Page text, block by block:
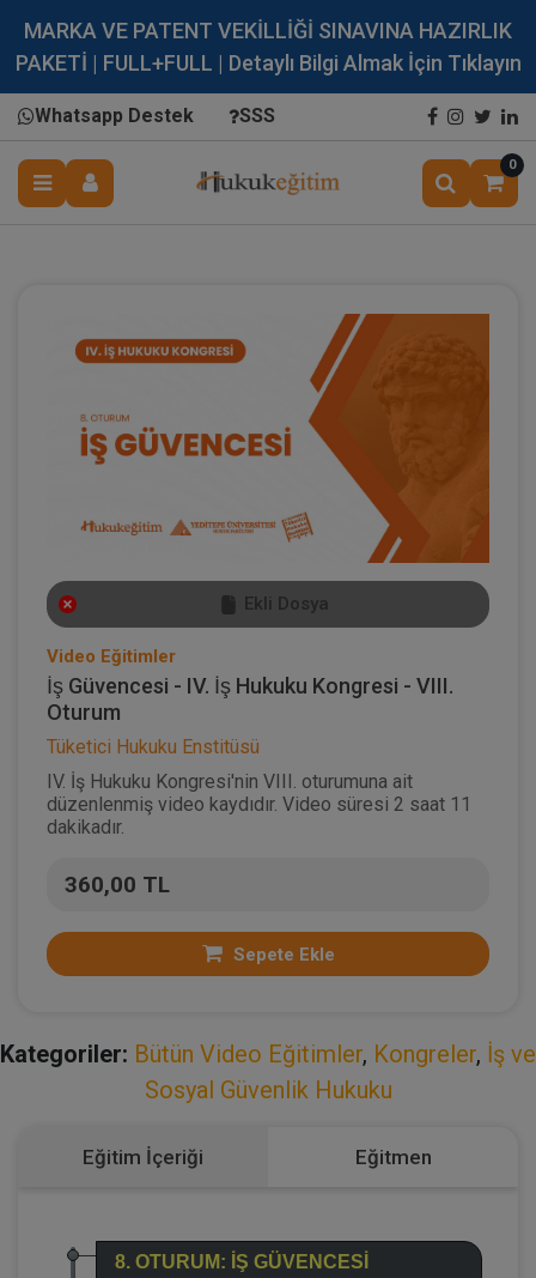
MARKA VE PATENT VEKİLLİĞİ SINAVINA HAZIRLIK
PAKETİ | FULL+FULL | Detaylı Bilgi Almak İçin Tıklayın
Whatsapp Destek SSS
0
Ekli Dosya
Video Eğitimler
İş Güvencesi - IV. İş Hukuku Kongresi - VIII.
Oturum
Tüketici Hukuku Enstitüsü
IV. İş Hukuku Kongresi'nin VIII. oturumuna ait
düzenlenmiş video kaydıdır. Video süresi 2 saat 11
dakikadır.
360,00 TL
Sepete Ekle
Kategoriler: Bütün Video Eğitimler, Kongreler, İş ve
Sosyal Güvenlik Hukuku
Eğitim İçeriği Eğitmen
8. OTURUM: İŞ GÜVENCESİ